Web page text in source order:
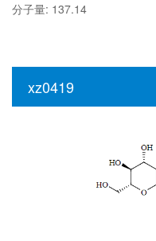
分子量: 137.14
xz0419